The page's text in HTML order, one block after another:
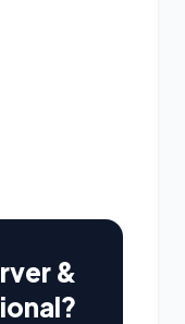
&